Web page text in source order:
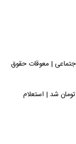
| معوقات حقوق
برگه ها 10 میلیون تومان شد | استعلام